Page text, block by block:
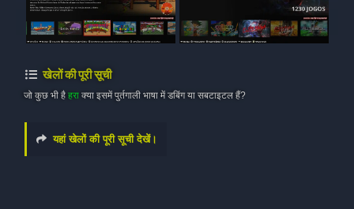
खेलों की पूरी सूची
जो कुछ भी है हरा क्या इसमें पुर्तगाली भाषा में डबिंग या सबटाइटल हैं?
यहां खेलों की पूरी सूची देखें।